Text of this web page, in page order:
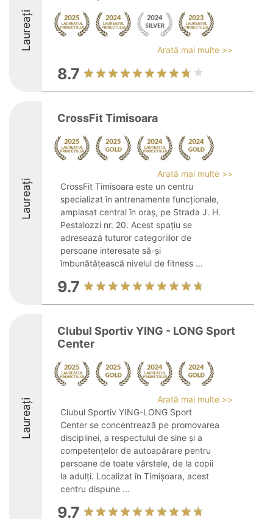
Laureați Arată mai multe >>
8.7
Laureați
CrossFit Timisoara
Arată mai multe >>
CrossFit Timisoara este un centru
specializat în antrenamente funcționale,
amplasat central în oraș, pe Strada J. H.
Pestalozzi nr. 20. Acest spațiu se
adresează tuturor categoriilor de
persoane interesate să-și
îmbunătățească nivelul de fitness ...
9.7
Laureați
Clubul Sportiv YING - LONG Sport
Center
Arată mai multe >>
Clubul Sportiv YING-LONG Sport
Center se concentrează pe promovarea
disciplinei, a respectului de sine și a
competențelor de autoapărare pentru
persoane de toate vârstele, de la copii
la adulți. Localizat în Timișoara, acest
centru dispune ...
9.7